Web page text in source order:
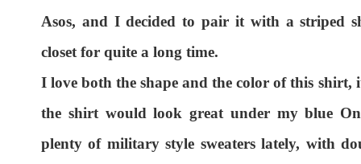
Asos, and I decided to pair it with a striped
closet for quite a long time.
I love both the shape and the color of this
the shirt would look great under my blue
plenty of military style sweaters lately, with